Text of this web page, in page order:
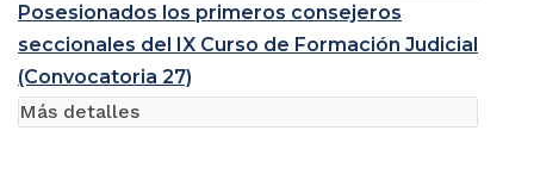
Posesionados los primeros consejeros
seccionales del IX Curso de Formación Judicial
(Convocatoria 27)
Más detalles